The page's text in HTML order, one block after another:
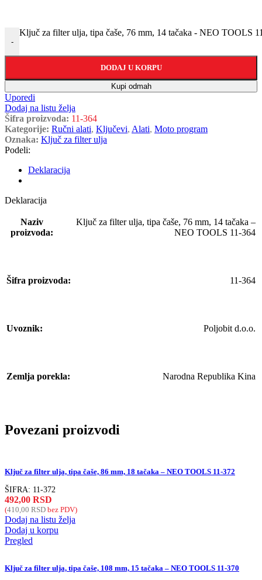
-
Ključ za filter ulja, tipa čaše, 76 mm, 14 tačaka - NEO TOOLS
DODAJ U KORPU
Kupi odmah
Uporedi
Dodaj na listu želja
Šifra proizvoda: 11-364
Kategorije: Ručni alati, Ključevi, Alati, Moto program
Oznaka: Ključ za filter ulja
Podeli:
Deklaracija
Deklaracija
Naziv
proizvoda:
Ključ za filter ulja, tipa čaše, 76 mm, 14 tačaka –
NEO TOOLS 11-364
Šifra proizvoda: 11-364
Uvoznik: Poljobit d.o.o.
Zemlja porekla: Narodna Republika Kina
Povezani proizvodi
Ključ za filter ulja, tipa čaše, 86 mm, 18 tačaka – NEO TOOLS 11-372
ŠIFRA: 11-372
492,00 RSD
(410,00 RSD bez PDV)
Dodaj na listu želja
Dodaj u korpu
Pregled
Ključ za filter ulja, tipa čaše, 108 mm, 15 tačaka – NEO TOOLS 11-370